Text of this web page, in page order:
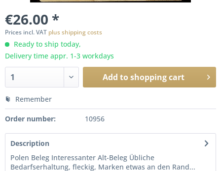
€26.00 *
Prices incl. VAT plus shipping costs
Ready to ship today,
Delivery time appr. 1-3 workdays
Add toshopping cart
Remember
Order number: 10956
Description
Polen Beleg Interessanter Alt-Beleg Übliche
Bedarfserhaltung, fleckig, Marken etwas an den Rand...